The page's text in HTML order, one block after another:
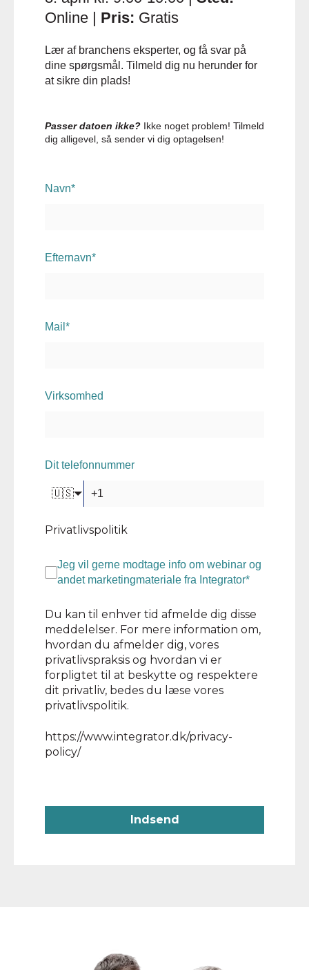
Online | Pris: Gratis
Lær af branchens eksperter, og få svar på
dine spørgsmål. Tilmeld dig nu herunder for
at sikre din plads!
Passer datoen ikke? Ikke noget problem! Tilmeld
dig alligevel, så sender vi dig optagelsen!
Navn*
Efternavn*
Mail *
Virksomhed
Dit telefonnummer
🇺🇸
Privatlivspolitik
Jeg vil gerne modtage info om webinar og
andet marketingmateriale fra Integrator*
Du kan til enhver tid afmelde dig disse
meddelelser. For mere information om,
hvordan du afmelder dig, vores
privatlivspraksis og hvordan vi er
forpligtet til at beskytte og respektere
dit privatliv, bedes du læse vores
privatlivspolitik.
https://www.integrator.dk/privacy-
policy/
Indsend